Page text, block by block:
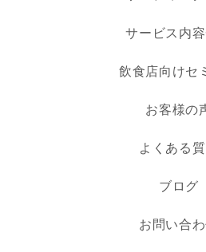
サービス内
飲食店向けセ
お客様の
よくある
ブログ
お問い合